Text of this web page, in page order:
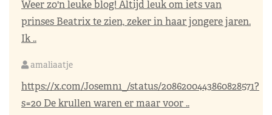
Weer zo'n leuke blog! Altijd leuk om iets van
prinses Beatrix te zien, zeker in haar jongere jaren.
Ik ..
amaliaatje
https://x.com/Josemn1_/status/2086200443860828571?
s=20 De krullen waren er maar voor ..